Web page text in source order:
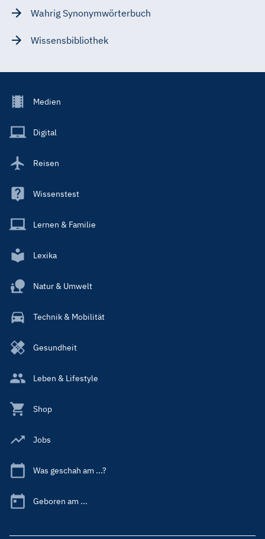
Wahrig Synonymwörterbuch
Wissensbibliothek
Footer
Main
Medien
Digital
Reisen
Wissenstest
Lernen & Familie
Lexika
Natur & Umwelt
Technik & Mobilität
Gesundheit
Leben & Lifestyle
Shop
Jobs
Was geschah am ...?
Geboren am ...